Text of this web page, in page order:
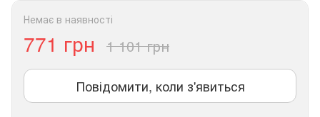
Немає в наявності
771 грн 1 101 грн
Повідомити, коли з'явиться